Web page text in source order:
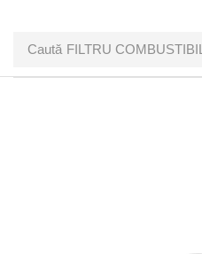
Caută FILTRU COMBUSTIBIL